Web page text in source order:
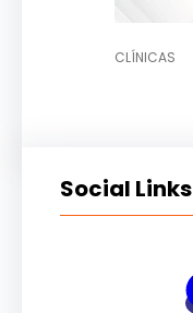
CLÍNICAS
Social Links